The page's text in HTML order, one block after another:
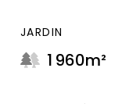
JARDIN
1 960m²